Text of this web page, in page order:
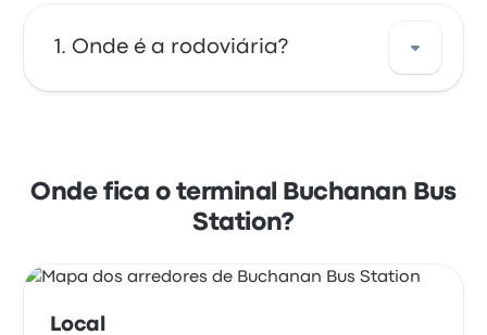
Onde é a rodoviária?
Glasgow G2 3NW UK. Veja a localização
desta parada de ônibus em Glasgow no
Onde fica o terminal Buchanan Bus
Station?
Local